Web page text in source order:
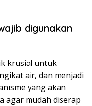
digunakan
krusial untuk
air, dan menjadi
yang akan
agar mudah diserap